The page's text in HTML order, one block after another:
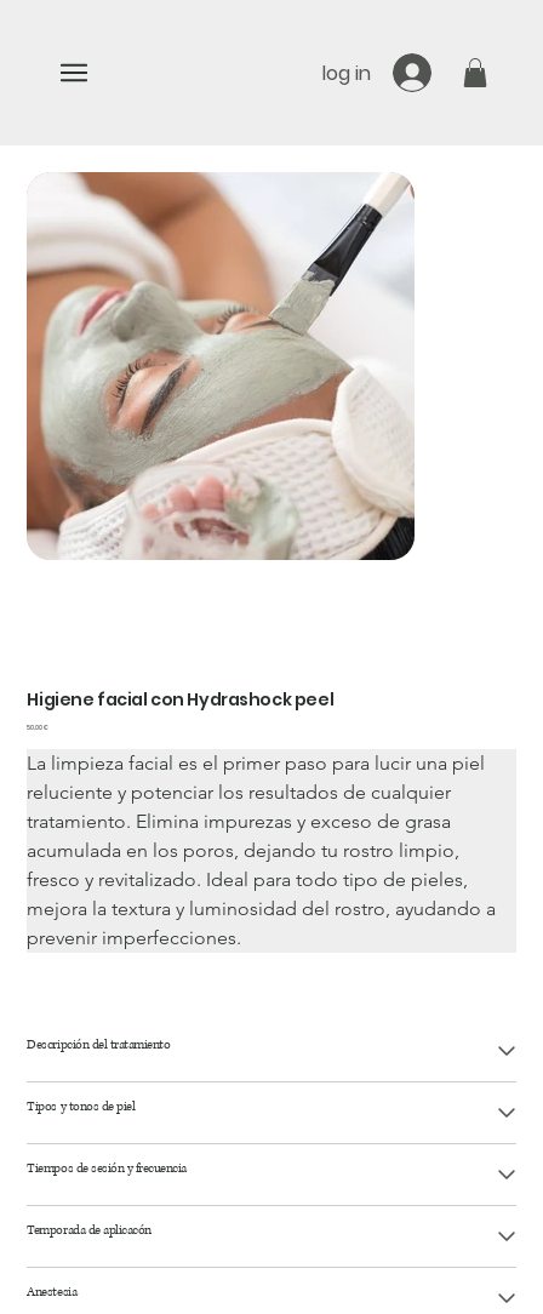
log in
Higiene facial con Hydrashock peel
Precio
50,00 €
La limpieza facial es el primer paso para lucir una piel
reluciente y potenciar los resultados de cualquier
tratamiento. Elimina impurezas y exceso de grasa
acumulada en los poros, dejando tu rostro limpio,
fresco y revitalizado. Ideal para todo tipo de pieles,
mejora la textura y luminosidad del rostro, ayudando a
prevenir imperfecciones.
Descripción del tratamiento
Tipos y tonos de piel
Tiempos de sesión y frecuencia
Temporada de aplicacón
Anestesia